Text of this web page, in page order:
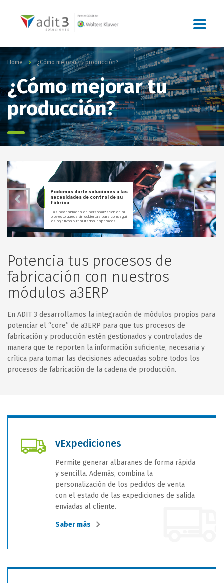
Home ¿Cómo mejorar tu producción?
¿Cómo mejorar tu
producción?
Podemos darle soluciones a las
necesidades de control de su
fábrica
Las necesidades de personalización de su
proyecto quedarán cubiertas para conseguir
los objetivos y resultados esperados.
Potencia tus procesos de
fabricación con nuestros
módulos a3ERP
En ADIT 3 desarrollamos la integración de módulos propios para
potenciar el “core” de a3ERP para que tus procesos de
fabricación y producción estén gestionados y controlados de
manera que te reporten la información suficiente, necesaria y
crítica para tomar las decisiones adecuadas sobre todos los
procesos de fabricación de la cadena de producción.
vExpediciones
Permite generar albaranes de forma rápida
y sencilla. Además, combina la
personalización de los pedidos de venta
con el estado de las expediciones de salida
enviadas al cliente.
Saber más